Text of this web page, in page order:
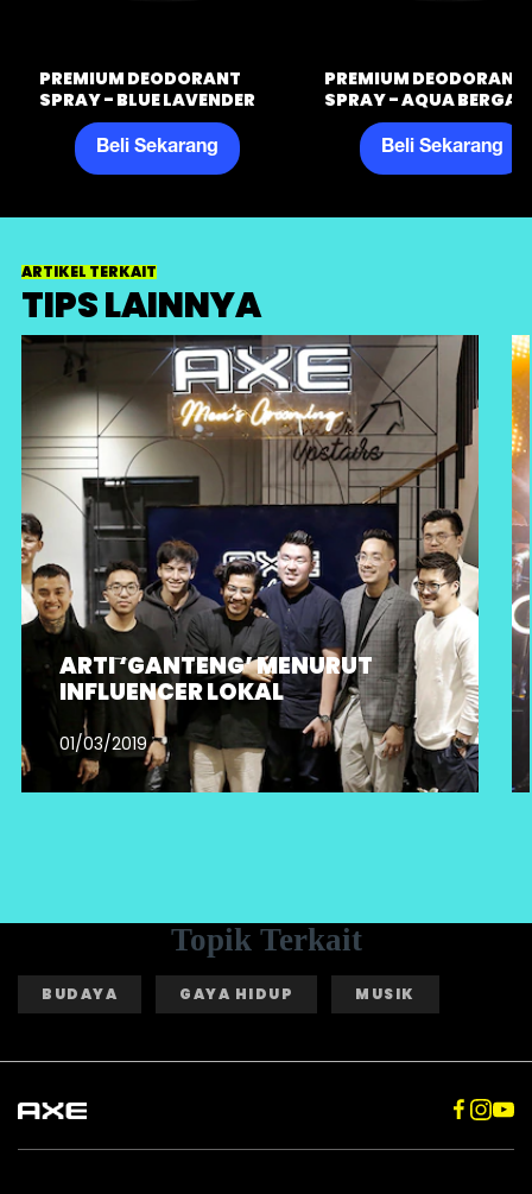
PREMIUM DEODORANT
SPRAY - BLUE LAVENDER
Beli Sekarang
PREMIUM DEODORANT
SPRAY - AQUA
Beli Sekarang
ARTIKEL TERKAIT
TIPS LAINNYA
ARTI ‘GANTENG’ MENURUT
INFLUENCER LOKAL
01/03/2019
Topik Terkait
BUDAYA GAYA HIDUP MUSIK